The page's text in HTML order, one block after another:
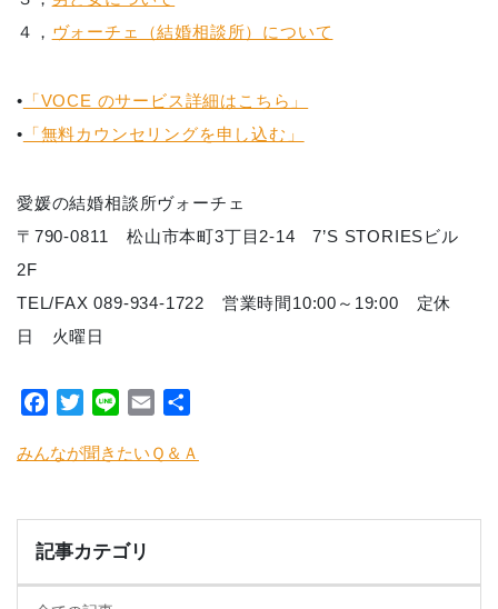
４， ヴォーチェ（結婚相談所）について
• 「VOCE のサービス詳細はこちら」
• 「無料カウンセリングを申し込む」
愛媛の結婚相談所ヴォーチェ
〒790-0811 松山市本町3丁目2-14 7’S STORIESビル
2F
TEL/FAX 089-934-1722 営業時間10:00～19:00 定休
日 火曜日
Facebook
TwitterLine Email
みんなが聞きたいＱ＆Ａ
記事カテゴリ